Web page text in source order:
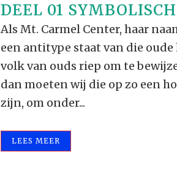
DEEL 01
Als Mt. Carmel Center, haar
een antitype staat van die oude
volk van ouds riep om te
dan moeten wij die op zo een
zijn, om onder...
LEES MEER